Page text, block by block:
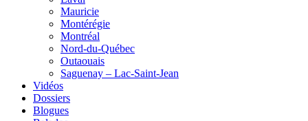
Mauricie
Montérégie
Montréal
Nord-du-Québec
Outaouais
Saguenay – Lac-Saint-Jean
Vidéos
Dossiers
Blogues